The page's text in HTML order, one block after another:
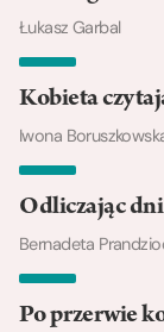
Łukasz Garbal
Kobieta
Iwona
Odliczając dni
Bernadeta
Po przerwie